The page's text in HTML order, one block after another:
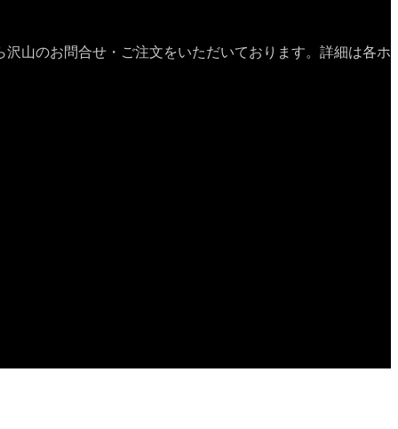
山のお問合せ・ご注文をいただいております。詳細は各ホ